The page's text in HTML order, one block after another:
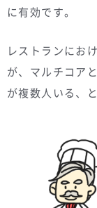
に有効です。
レストランにお
が、マルチコア
が複数人いる、